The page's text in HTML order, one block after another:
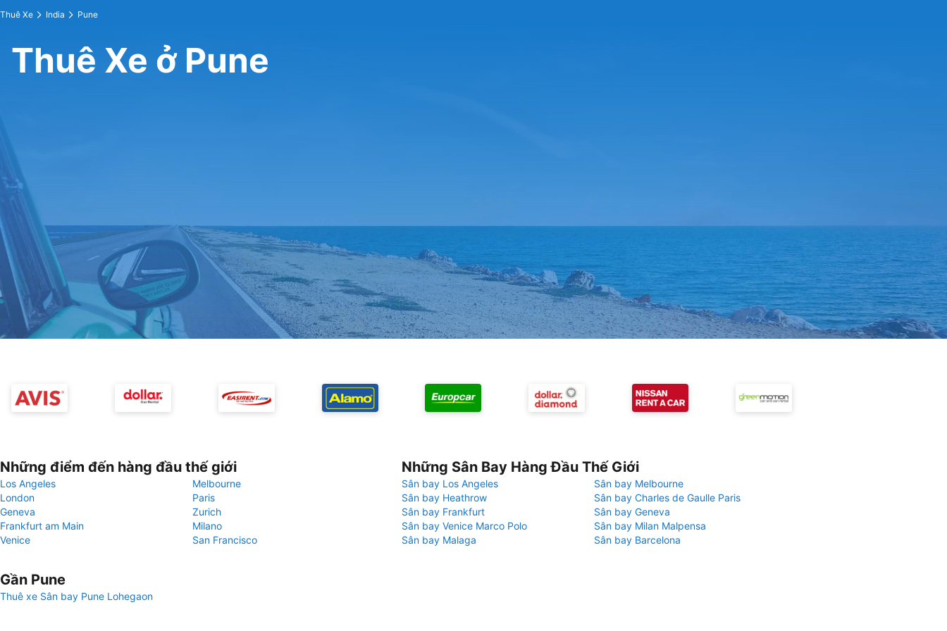
Thuê Xe India Pune
Thuê Xe ở Pune
Những điểm đến hàng đầu thế giới
Los Angeles
Melbourne
London
Paris
Geneva
Zurich
Frankfurt am Main
Milano
Venice
San Francisco
Những Sân Bay Hàng Đầu Thế Giới
Sân bay Los Angeles
Sân bay Melbourne
Sân bay Heathrow
Sân bay Charles de Gaulle Paris
Sân bay Frankfurt
Sân bay Geneva
Sân bay Venice Marco Polo
Sân bay Milan Malpensa
Sân bay Malaga
Sân bay Barcelona
Gần Pune
Thuê xe Sân bay Pune Lohegaon